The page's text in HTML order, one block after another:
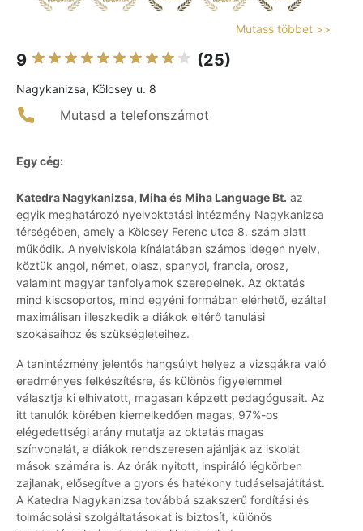
Mutass többet >>
9 (25)
Nagykanizsa, Kölcsey u. 8
Mutasd a telefonszámot
Egy cég:
Katedra Nagykanizsa, Miha és Miha Language Bt. az
egyik meghatározó nyelvoktatási intézmény Nagykanizsa
térségében, amely a Kölcsey Ferenc utca 8. szám alatt
működik. A nyelviskola kínálatában számos idegen nyelv,
köztük angol, német, olasz, spanyol, francia, orosz,
valamint magyar tanfolyamok szerepelnek. Az oktatás
mind kiscsoportos, mind egyéni formában elérhető, ezáltal
maximálisan illeszkedik a diákok eltérő tanulási
szokásaihoz és szükségleteihez.
A tanintézmény jelentős hangsúlyt helyez a vizsgákra való
eredményes felkészítésre, és különös figyelemmel
választja ki elhivatott, magasan képzett pedagógusait. Az
itt tanulók körében kiemelkedően magas, 97%-os
elégedettségi arány mutatja az oktatás magas
színvonalát, a diákok rendszeresen ajánlják az iskolát
mások számára is. Az órák nyitott, inspiráló légkörben
zajlanak, elősegítve a gyors és hatékony tudáselsajátítást.
A Katedra Nagykanizsa továbbá szakszerű fordítási és
tolmácsolási szolgáltatásokat is biztosít, különös